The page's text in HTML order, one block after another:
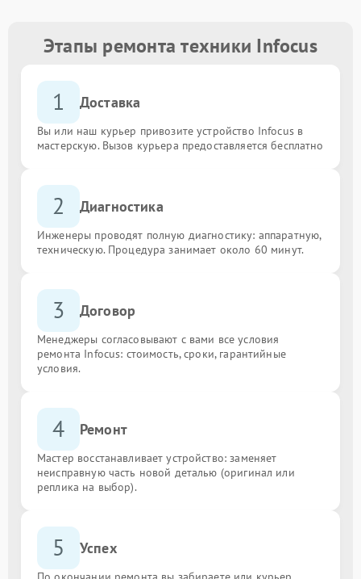
Этапы ремонта техники Infocus
1 Доставка
Вы или наш курьер привозите устройство Infocus в
мастерскую. Вызов курьера предоставляется бесплатно
2 Диагностика
Инженеры проводят полную диагностику: аппаратную,
техническую. Процедура занимает около 60 минут.
3 Договор
Менеджеры согласовывают с вами все условия
ремонта Infocus: стоимость, сроки, гарантийные
условия.
4 Ремонт
Мастер восстанавливает устройство: заменяет
неисправную часть новой деталью (оригинал или
реплика на выбор).
5 Успех